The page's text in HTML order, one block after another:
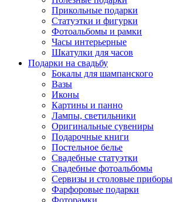
Прикольные подарки
Статуэтки и фигурки
Фотоальбомы и рамки
Часы интерьерные
Шкатулки для часов
Подарки на свадьбу
Бокалы для шампанского
Вазы
Иконы
Картины и панно
Лампы, светильники
Оригинальные сувениры
Подарочные книги
Постельное белье
Свадебные статуэтки
Свадебные фотоальбомы
Сервизы и столовые приборы
Фарфоровые подарки
Фоторамки